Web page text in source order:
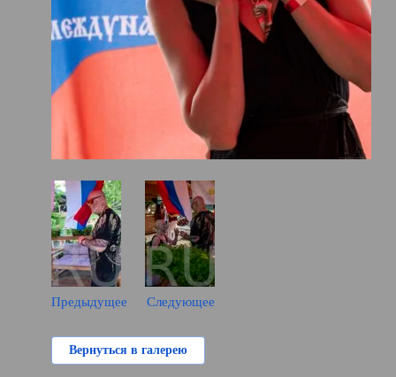
Предыдущее Следующее
Вернуться в галерею